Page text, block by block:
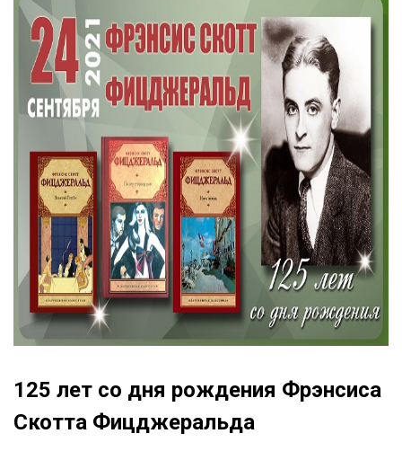
125 лет со дня рождения Фрэнсиса
Скотта Фицджеральда